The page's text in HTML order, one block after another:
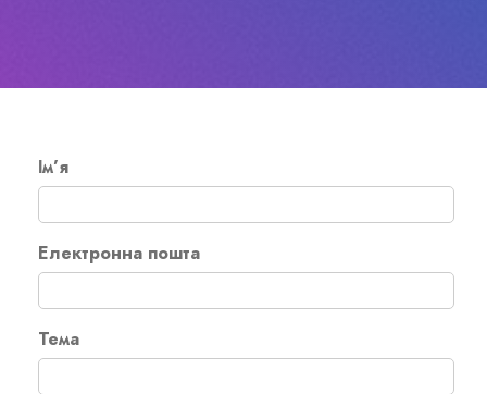
Reseller Radio WHMSonic SHOUTcast
Reseller Web Hosting
Servere VPS
Зв'язок з нами
Ім’я
Електронна пошта
Тема